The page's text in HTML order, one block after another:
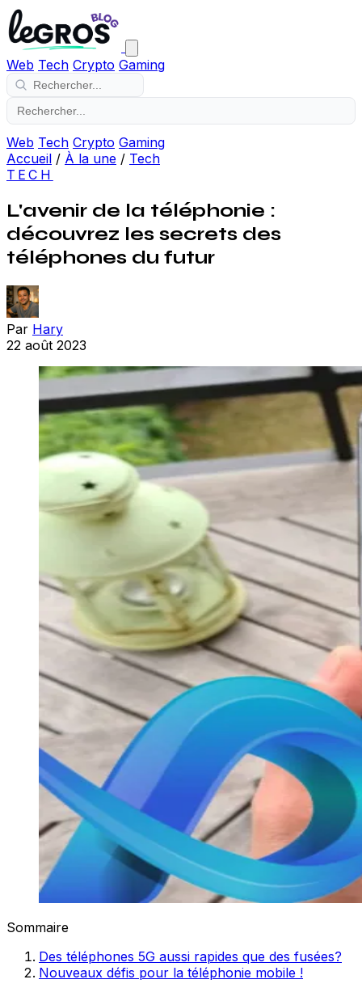
Web Tech Crypto Gaming
Web Tech Crypto Gaming
Accueil / À la une / Tech
TECH
L'avenir de la téléphonie :
découvrez les secrets des
téléphones du futur
Par Hary
22 août 2023
Sommaire
Des téléphones 5G aussi rapides que des fusées?
Nouveaux défis pour la téléphonie mobile !